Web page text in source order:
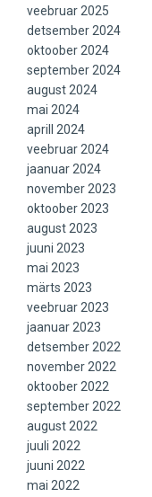
veebruar 2025
detsember 2024
oktoober 2024
september 2024
august 2024
mai 2024
aprill 2024
veebruar 2024
jaanuar 2024
november 2023
oktoober 2023
august 2023
juuni 2023
mai 2023
märts 2023
veebruar 2023
jaanuar 2023
detsember 2022
november 2022
oktoober 2022
september 2022
august 2022
juuli 2022
juuni 2022
mai 2022